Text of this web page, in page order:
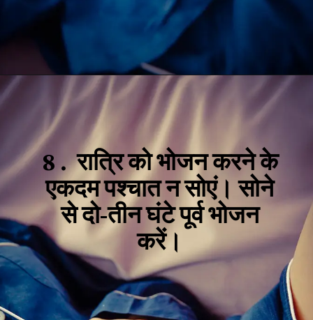
8 .रात्रि को भोजन करने के
एकदम पश्चात न सोएं। सोने
से दो-तीन घंटे पूर्व भोजन
करें।